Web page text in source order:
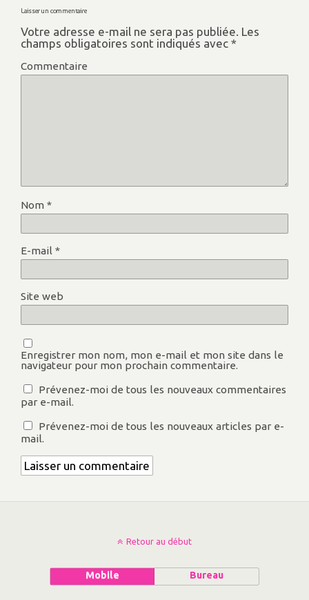
Laisser un commentaire
Votre adresse e-mail ne sera pas publiée. Les
champs obligatoires sont indiqués avec *
Commentaire
Nom *
E-mail *
Site web
Enregistrer mon nom, mon e-mail et mon site dans le
navigateur pour mon prochain commentaire.
Prévenez-moi de tous les nouveaux commentaires
par e-mail.
Prévenez-moi de tous les nouveaux articles par e-
mail.
Retour au début
Mobile Bureau